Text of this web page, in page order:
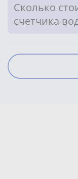
Сколько
счетчика